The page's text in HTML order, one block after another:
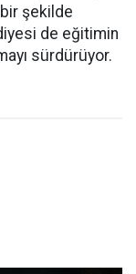
şekilde
de eğitimin
sürdürüyor.